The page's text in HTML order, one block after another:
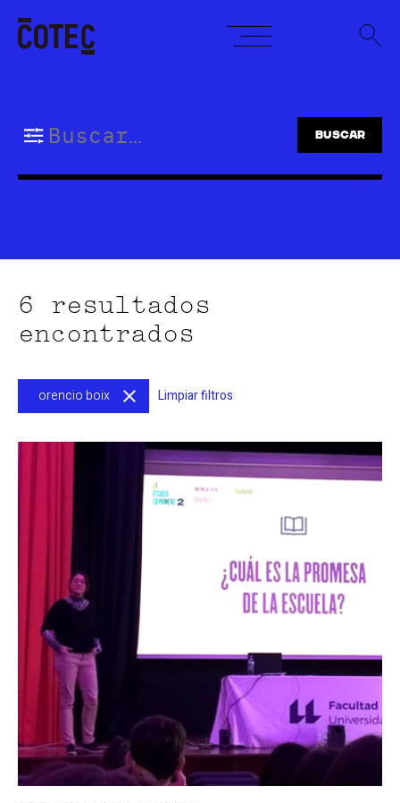
content
6 resultados
encontrados
orencio boix Limpiar filtros